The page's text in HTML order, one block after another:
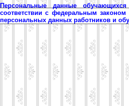
Персональные данные
соответствии с федеральным
персональных данных работников и